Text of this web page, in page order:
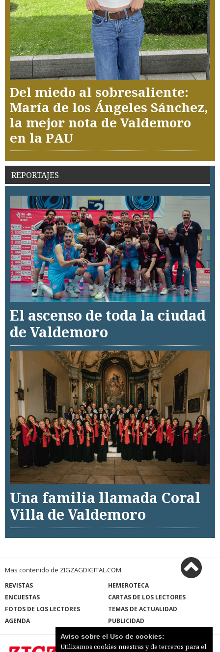
Del miedo al sobresaliente:
María de los Ángeles Sánchez,
la mejor nota de Valdemoro
en la PAU
REPORTAJES
El ascenso de toda la ciudad
de Valdemoro
Una familia llamada Coral
Villa de Valdemoro
Mas contenido de ZIGZAGDIGITAL.COM:
REVISTAS
HEMEROTECA
ENCUESTAS
CARTAS DE LOS LECTORES
FOTOS DE LOS LECTORES
TEMAS DE ACTUALIDAD
AGENDA
PUBLICIDAD
Aviso sobre el Uso de cookies:
Utilizamos cookies nuestras y de terceros para el